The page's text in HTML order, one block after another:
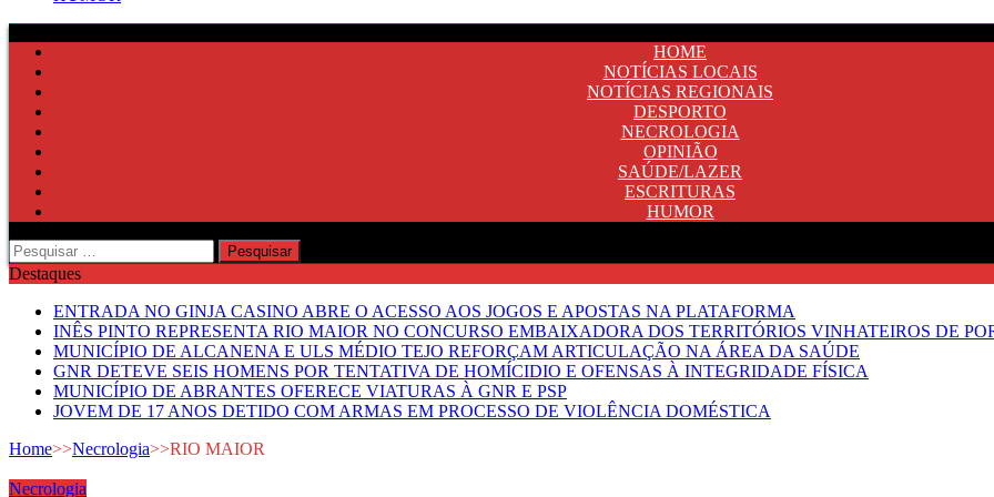
HOME
NOTÍCIAS LOCAIS
NOTÍCIAS REGIONAIS
DESPORTO
NECROLOGIA
OPINIÃO
SAÚDE/LAZER
ESCRITURAS
HUMOR
Pesquisar
por:
Destaques
ENTRADA NO GINJA CASINO ABRE O ACESSO AOS JOGOS E APOSTAS NA PLATAFORMA
INÊS PINTO REPRESENTA RIO MAIOR NO CONCURSO EMBAIXADORA DOS TERRITÓRIOS VINHATEIROS DE
MUNICÍPIO DE ALCANENA E ULS MÉDIO TEJO REFORÇAM ARTICULAÇÃO NA ÁREA DA SAÚDE
GNR DETEVE SEIS HOMENS POR TENTATIVA DE HOMÍCIDIO E OFENSAS À INTEGRIDADE FÍSICA
MUNICÍPIO DE ABRANTES OFERECE VIATURAS À GNR E PSP
JOVEM DE 17 ANOS DETIDO COM ARMAS EM PROCESSO DE VIOLÊNCIA DOMÉSTICA
Home>>Necrologia>>RIO MAIOR
Necrologia